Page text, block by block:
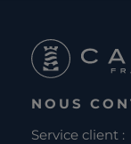
NOUS
Service client :